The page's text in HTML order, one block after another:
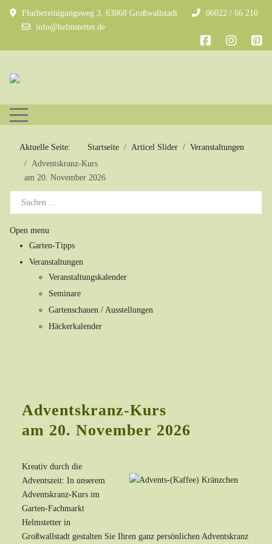
Flurbereinigungsweg 3, 63868 Großwallstadt
06022 / 66 210
info@helmstetter.de
Mobile Menu Toggle
Aktuelle Seite: Startseite Articel Slider
Veranstaltungen
Adventskranz-Kurs
am 20. November 2026
Open menu
Garten-Tipps
Veranstaltungen
Veranstaltungskalender
Seminare
Gartenschauen / Ausstellungen
Häckerkalender
Adventskranz-Kurs
am 20. November 2026
Kreativ durch die
Adventszeit: In unserem
Adventskranz-Kurs im
Garten-Fachmarkt
Helmstetter in
Großwallstadt gestalten Sie Ihren ganz persönlichen Adventskranz